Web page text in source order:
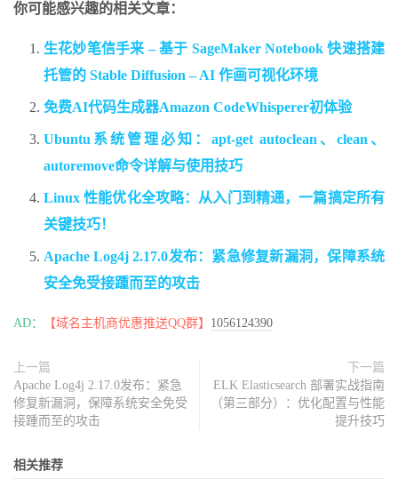
你可能感兴趣的相关文章：
生花妙笔信手来 – 基于 SageMaker Notebook 快速搭建
托管的 Stable Diffusion – AI 作画可视化环境
免费AI代码生成器Amazon CodeWhisperer初体验
Ubuntu系统管理必知：apt-get autoclean、clean、
autoremove命令详解与使用技巧
Linux 性能优化全攻略：从入门到精通，一篇搞定所有
关键技巧！
Apache Log4j 2.17.0发布：紧急修复新漏洞，保障系统
安全免受接踵而至的攻击
AD： 【域名主机商优惠推送QQ群】 1056124390
上一篇
Apache Log4j 2.17.0发布：紧急
修复新漏洞，保障系统安全免受
接踵而至的攻击
下一篇
ELK Elasticsearch 部署实战指南
（第三部分）：优化配置与性能
提升技巧
相关推荐